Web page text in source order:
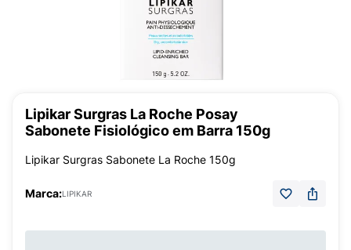
Lipikar Surgras La Roche Posay
Sabonete Fisiológico em Barra 150g
Lipikar Surgras Sabonete La Roche 150g
Marca:LIPIKAR